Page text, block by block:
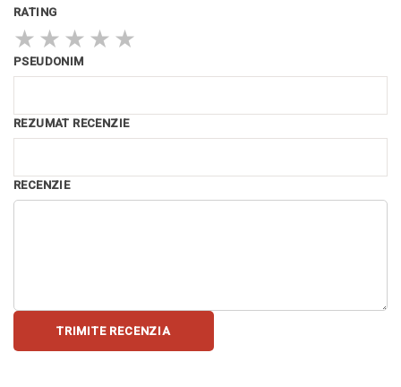
RATING
★ ★ ★ ★ ★
PSEUDONIM
REZUMAT RECENZIE
RECENZIE
TRIMITE RECENZIA